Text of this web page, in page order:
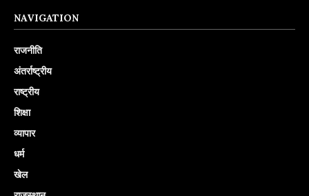
NAVIGATION
राजनीति
अंतर्राष्ट्रीय
राष्ट्रीय
शिक्षा
व्यापार
धर्म
खेल